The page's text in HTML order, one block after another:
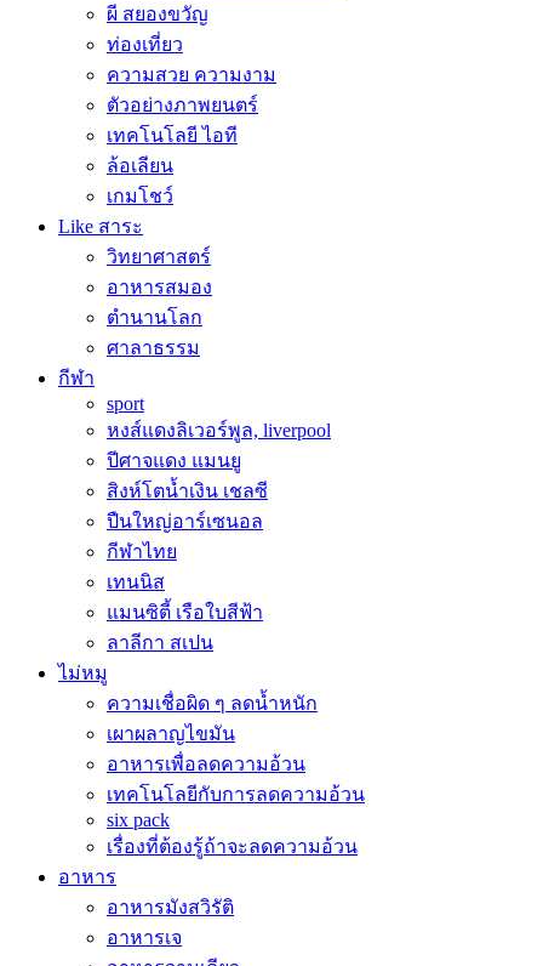
ผี สยองขวัญ
ท่องเที่ยว
ความสวย ความงาม
ตัวอย่างภาพยนตร์
เทคโนโลยี ไอที
ล้อเลียน
เกมโชว์
Like สาระ
วิทยาศาสตร์
อาหารสมอง
ตำนานโลก
ศาลาธรรม
กีฬา
sport
หงส์แดงลิเวอร์พูล, liverpool
ปีศาจแดง แมนยู
สิงห์โตน้ำเงิน เชลซี
ปืนใหญ่อาร์เซนอล
กีฬาไทย
เทนนิส
แมนซิตี้ เรือใบสีฟ้า
ลาลีกา สเปน
ไม่หมู
ความเชื่อผิด ๆ ลดน้ำหนัก
เผาผลาญไขมัน
อาหารเพื่อลดความอ้วน
เทคโนโลยีกับการลดความอ้วน
six pack
เรื่องที่ต้องรู้ถ้าจะลดความอ้วน
อาหาร
อาหารมังสวิรัติ
อาหารเจ